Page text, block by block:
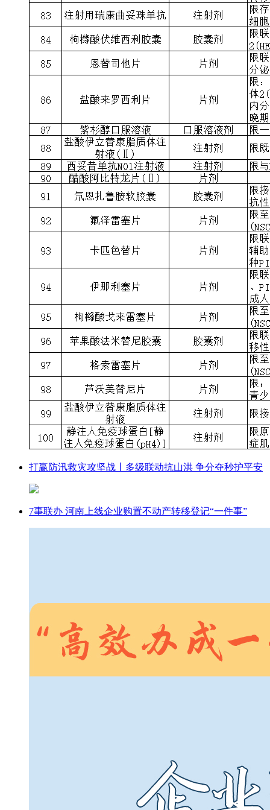
打赢防汛救灾攻坚战丨多级联动抗山洪 争分夺秒护平安
7事联办 河南上线企业购置不动产转移登记“一件事”